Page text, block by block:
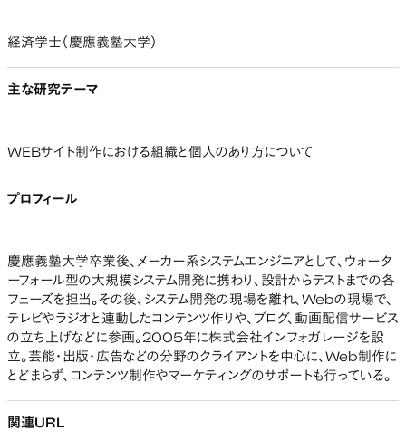
経済学士（慶應義塾大学）
主な研究テーマ
WEBサイト制作における組織と個人のあり方について
プロフィール
慶應義塾大学卒業後、メーカー系システムエンジニアとして、ウォータ
ーフォール型の大規模システム開発に携わり、設計からテストまでの各
フェーズを担当。その後、システム開発の現場を離れ、Webの現場で、
テレビやラジオと連動したコンテンツ作りや、ブログ、動画配信サービス
の立ち上げなどに参画。2005年に株式会社インフォガレージを設
立。芸能・出版・広告などの分野のクライアントを中心に、Web制作に
とどまらず、コンテンツ制作やマーケティングのサポートも行っている。
関連URL